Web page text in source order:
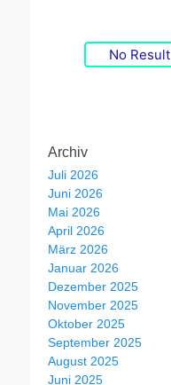
No Result
Archiv
Juli 2026
Juni 2026
Mai 2026
April 2026
März 2026
Januar 2026
Dezember 2025
November 2025
Oktober 2025
September 2025
August 2025
Juni 2025